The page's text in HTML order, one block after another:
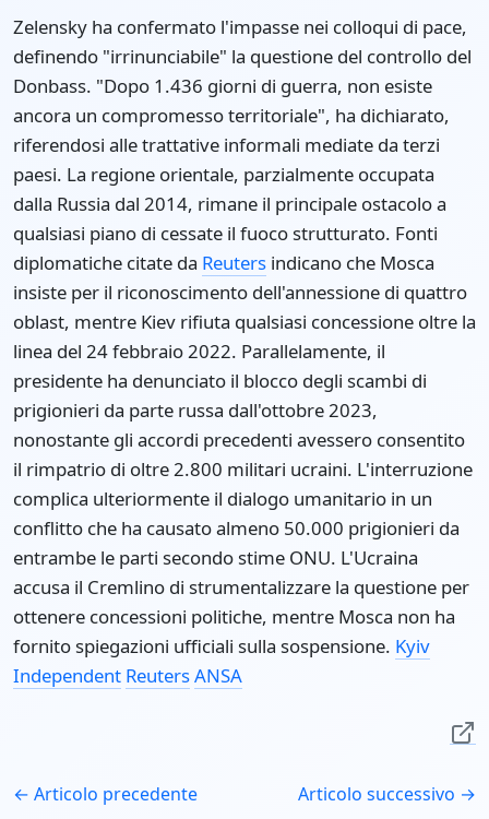
Zelensky ha confermato l'impasse nei colloqui di pace,
definendo "irrinunciabile" la questione del controllo del
Donbass. "Dopo 1.436 giorni di guerra, non esiste
ancora un compromesso territoriale", ha dichiarato,
riferendosi alle trattative informali mediate da terzi
paesi. La regione orientale, parzialmente occupata
dalla Russia dal 2014, rimane il principale ostacolo a
qualsiasi piano di cessate il fuoco strutturato. Fonti
diplomatiche citate da Reuters indicano che Mosca
insiste per il riconoscimento dell'annessione di quattro
oblast, mentre Kiev rifiuta qualsiasi concessione oltre la
linea del 24 febbraio 2022. Parallelamente, il
presidente ha denunciato il blocco degli scambi di
prigionieri da parte russa dall'ottobre 2023,
nonostante gli accordi precedenti avessero consentito
il rimpatrio di oltre 2.800 militari ucraini. L'interruzione
complica ulteriormente il dialogo umanitario in un
conflitto che ha causato almeno 50.000 prigionieri da
entrambe le parti secondo stime ONU. L'Ucraina
accusa il Cremlino di strumentalizzare la questione per
ottenere concessioni politiche, mentre Mosca non ha
fornito spiegazioni ufficiali sulla sospensione. Kyiv
Independent ReutersANSA
← Articolo precedente Articolo successivo →